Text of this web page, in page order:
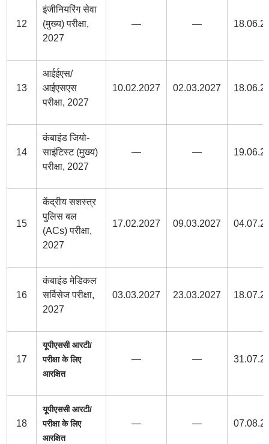
12
इंजीनियरिंग सेवा
(मुख्य) परीक्षा,
2027
— —
13
आईईएस/
आईएसएस
परीक्षा, 2027
10.02.2027 02.03.2027
14
कंबाइंड जियो-
साइंटिस्ट (मुख्य)
परीक्षा, 2027
— —
15
केंद्रीय सशस्त्र
पुलिस बल
(ACs) परीक्षा,
2027
17.02.2027 09.03.2027
16
कंबाइंड मेडिकल
सर्विसेज परीक्षा,
2027
03.03.2027 23.03.2027
17
यूपीएससी आरटी/
परीक्षा के लिए
आरक्षित
— —
18
यूपीएससी आरटी/
परीक्षा के लिए
आरक्षित
— —